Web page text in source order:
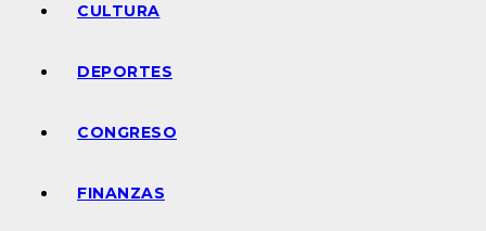
CULTURA
DEPORTES
CONGRESO
FINANZAS